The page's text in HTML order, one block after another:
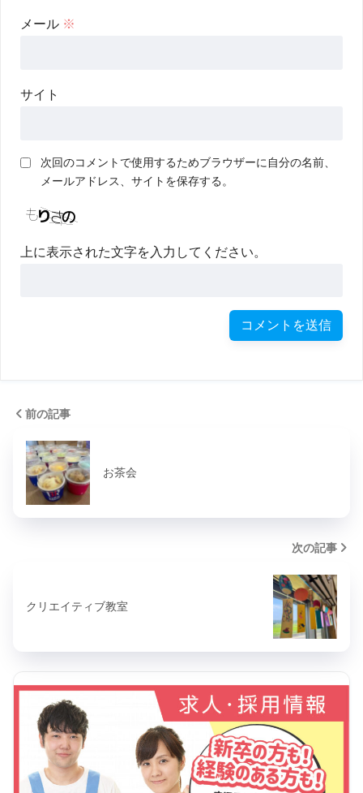
メール ※
サイト
次回のコメントで使用するためブラウザーに自分の名前、
メールアドレス、サイトを保存する。
上に表示された文字を入力してください。
前の記事
お茶会
次の記事
クリエイティブ教室